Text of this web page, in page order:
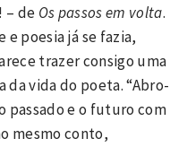
– de Os passos em volta.
e poesia já se fazia,
trazer consigo uma
da vida do poeta. “Abro-
passado e o futuro com
mesmo conto,